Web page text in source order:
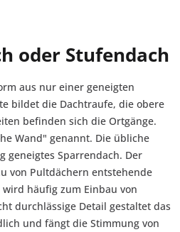
oder Stufendach
aus nur einer geneigten
bildet die Dachtraufe, die obere
befinden sich die Ortgänge.
Wand" genannt. Die übliche
geneigtes Sparrendach. Der
von Pultdächern entstehende
häufig zum Einbau von
durchlässige Detail gestaltet das
und fängt die Stimmung von